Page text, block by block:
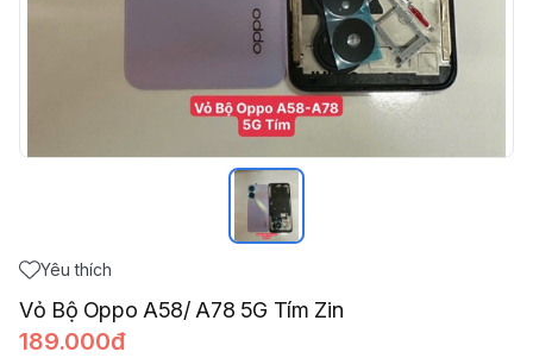
Yêu thích
Vỏ Bộ Oppo A58/ A78 5G Tím Zin
189.000đ